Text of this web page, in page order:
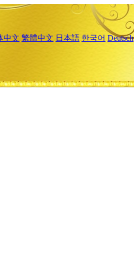
中文 繁體中文 日本語 한국어 Deutsch